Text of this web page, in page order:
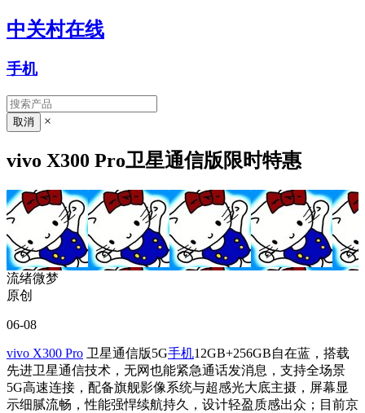
中关村在线
手机
×
vivo X300 Pro卫星通信版限时特惠
流绪微梦
原创
06-08
vivo X300 Pro 卫星通信版5G手机12GB+256GB自在蓝，搭载
先进卫星通信技术，无网也能紧急通话发消息，支持全场景
5G高速连接，配备旗舰影像系统与超感光大底主摄，屏幕显
示细腻流畅，性能强悍续航持久，设计轻盈质感出众；目前京